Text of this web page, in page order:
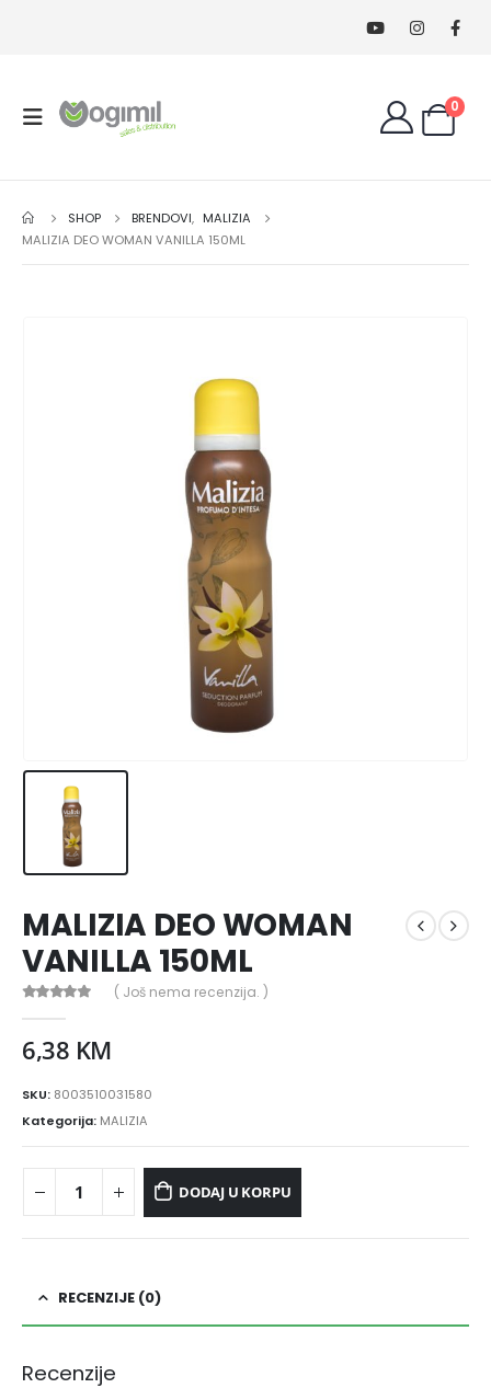
0
SHOP BRENDOVI, MALIZIA
MALIZIA DEO WOMAN VANILLA 150ML
MALIZIA DEO WOMAN
VANILLA 150ML
( Još nema recenzija. )
6,38 KM
SKU: 8003510031580
Kategorija: MALIZIA
DODAJ U KORPU
RECENZIJE (0)
Recenzije